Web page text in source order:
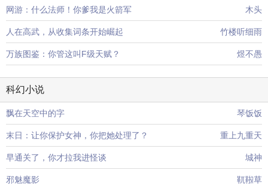
网游：什么法师！你爹我是火箭军 木头
人在高武，从收集词条开始崛起 竹楼听细雨
万族图鉴：你管这叫F级天赋？ 煜不愚
科幻小说
飘在天空中的字 琴饭饭
末日：让你保护女神，你把她处理了？ 重上九重天
早通关了，你才拉我进怪谈 城神
邪魅魔影 靰鞡草